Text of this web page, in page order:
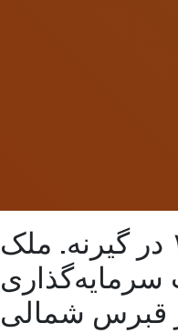
خرید آپارتمان ۲+۱ در گیرنه. ملک
سرمایه‌گذاری
قبرس شمالی